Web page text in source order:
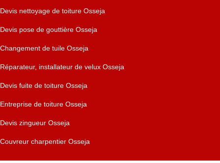
Devis nettoyage de toiture Osseja
Devis pose de gouttière Osseja
Changement de tuile Osseja
Réparateur, installateur de velux Osseja
Devis fuite de toiture Osseja
Entreprise de toiture Osseja
Devis zingueur Osseja
Couvreur charpentier Osseja